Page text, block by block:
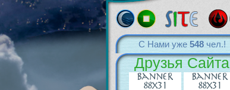
С Нами уже 548чел.!
Друзья Сайта